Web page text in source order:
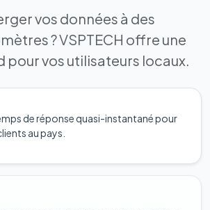
vos données à des
? VSPTECH offre une
pour vos utilisateurs locaux.
de réponse quasi-instantané pour
au pays.